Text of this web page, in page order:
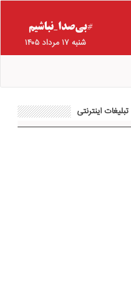
شنبه ۱۷ مرداد ۱۴۰۵
تبلیغات اینترنتی